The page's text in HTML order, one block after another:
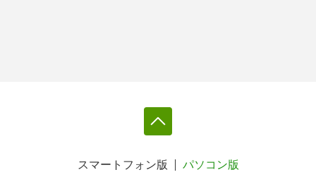
スマートフォン版 パソコン版